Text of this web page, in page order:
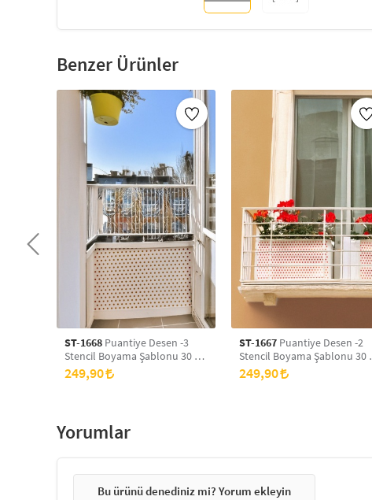
Benzer Ürünler
ST-1668 Puantiye Desen -3
Stencil Boyama Şablonu 30 x
30 cm, Duvar Stencil, Fayans
Stencil, Mobilya Stencil
249,90
ST-1667 Puantiye Desen -2
Stencil Boyama Şablonu 30 x
30 cm, Duvar Stencil, Fayans
Stencil, Mobilya Stencil
249,90
Yorumlar
Bu ürünü denediniz mi? Yorum ekleyin